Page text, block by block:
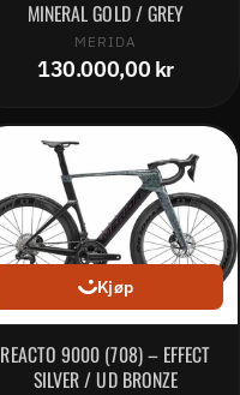
MINERAL GOLD / GREY
MERIDA
130.000,00 kr
Kjøp
REACTO 9000 (708) – EFFECT
SILVER / UD BRONZE